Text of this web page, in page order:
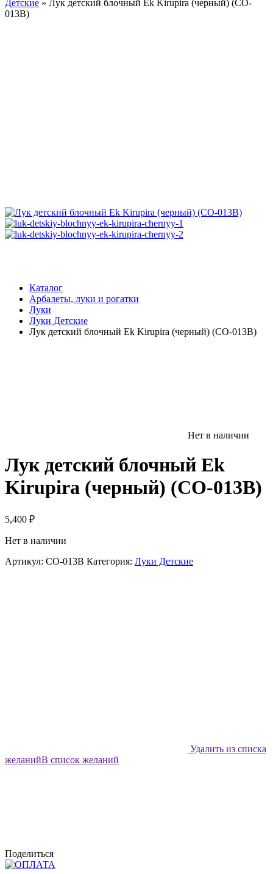
Детские » Лук детский блочный Ek Kirupira (черный) (CO-
013B)
Каталог
Арбалеты, луки и рогатки
Луки
Луки Детские
Лук детский блочный Ek Kirupira (черный) (CO-013B)
Нет в наличии
Лук детский блочный Ek
Kirupira (черный) (CO-013B)
5,400 ₽
Нет в наличии
Артикул: CO-013B Категория: Луки Детские
Удалить из списка
желанийВ список желаний
Поделиться